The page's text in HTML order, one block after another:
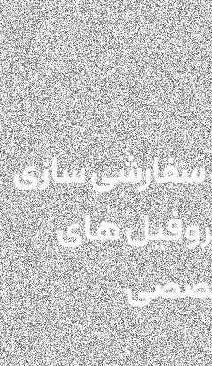
سفارشی سازی
های